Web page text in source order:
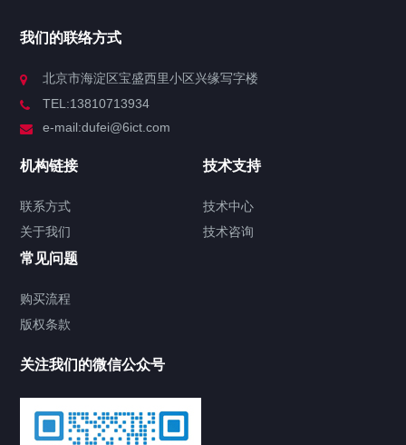
我们的联络方式
北京市海淀区宝盛西里小区兴缘写字楼
TEL:13810713934
e-mail:dufei@6ict.com
机构链接
联系方式
关于我们
技术支持
技术中心
技术咨询
常见问题
购买流程
版权条款
关注我们的微信公众号